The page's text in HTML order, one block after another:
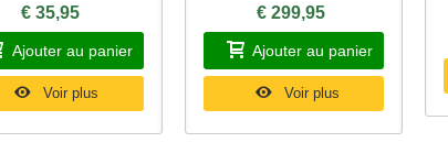
€ 35,95
Ajouter au panier
Voir plus
€ 299,95
Ajouter au panier
Voir plus